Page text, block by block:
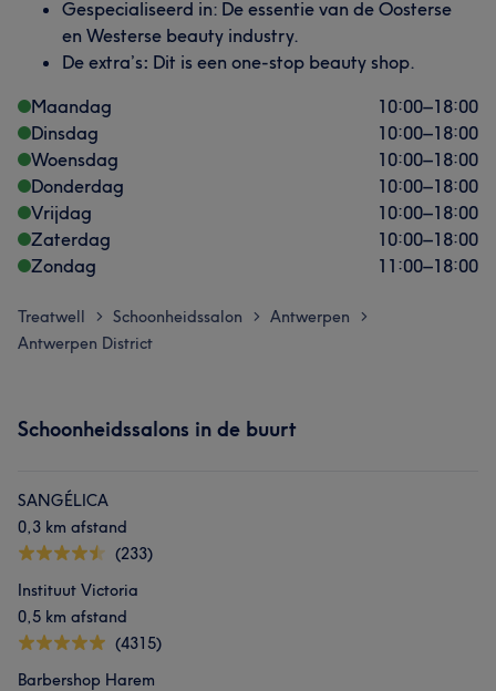
Gespecialiseerd in: De essentie van de Oosterse
en Westerse beauty industry.
De extra’s: Dit is een one-stop beauty shop.
Maandag
10:00–18:00
Dinsdag
10:00–18:00
Woensdag
10:00–18:00
Donderdag
10:00–18:00
Vrijdag
10:00–18:00
Zaterdag
10:00–18:00
Zondag
11:00–18:00
Treatwell > Schoonheidssalon > Antwerpen >
Antwerpen District
Schoonheidssalons in de buurt
SANGÉLICA
0,3 km afstand
(233)
Instituut Victoria
0,5 km afstand
(4315)
Barbershop Harem